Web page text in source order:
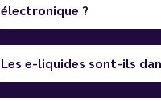
électronique ?
Les e-liquides sont-ils